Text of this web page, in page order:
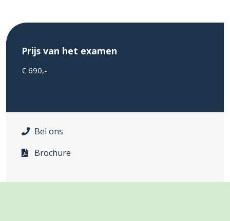
Prijs van het examen
€ 690,-
Bel ons
Brochure